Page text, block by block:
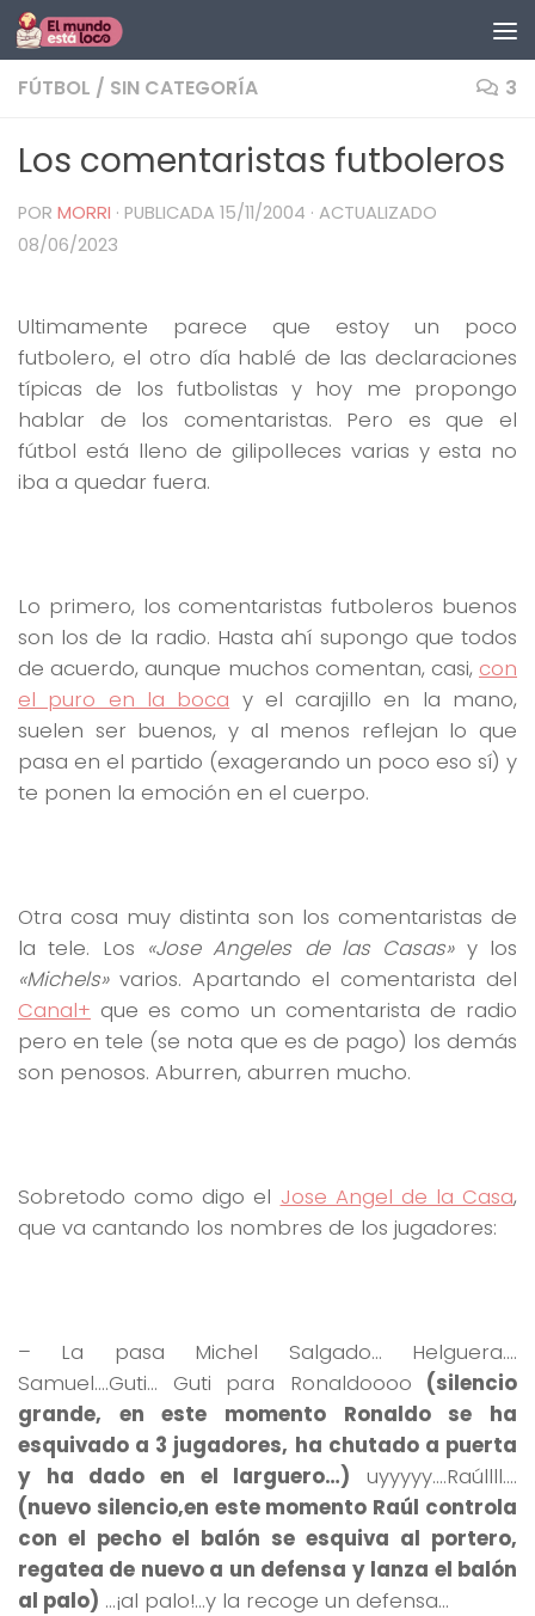
Saltar al contenido
FÚTBOL / SIN CATEGORÍA 3
Los comentaristas futboleros
POR MORRI · PUBLICADA 15/11/2004 · ACTUALIZADO
08/06/2023
Ultimamente parece que estoy un poco
futbolero, el otro día hablé de las declaraciones
típicas de los futbolistas y hoy me propongo
hablar de los comentaristas. Pero es que el
fútbol está lleno de gilipolleces varias y esta no
iba a quedar fuera.
Lo primero, los comentaristas futboleros buenos
son los de la radio. Hasta ahí supongo que todos
de acuerdo, aunque muchos comentan, casi, con
el puro en la boca y el carajillo en la mano,
suelen ser buenos, y al menos reflejan lo que
pasa en el partido (exagerando un poco eso sí) y
te ponen la emoción en el cuerpo.
Otra cosa muy distinta son los comentaristas de
la tele. Los «Jose Angeles de las Casas»y los
«Michels»varios. Apartando el comentarista del
Canal+ que es como un comentarista de radio
pero en tele (se nota que es de pago) los demás
son penosos. Aburren, aburren mucho.
Sobretodo como digo el Jose Angel de la Casa,
que va cantando los nombres de los jugadores:
– La pasa Michel Salgado… Helguera….
Samuel….Guti… Guti para Ronaldoooo (silencio
grande, en este momento Ronaldo se ha
esquivado a 3 jugadores, ha chutado a puerta
y ha dado en el larguero…) uyyyyy….Raúllll….
(nuevo silencio,en este momento Raúl controla
con el pecho el balón se esquiva al portero,
regatea de nuevo a un defensa y lanza el balón
al palo) …¡al palo!…y la recoge un defensa…